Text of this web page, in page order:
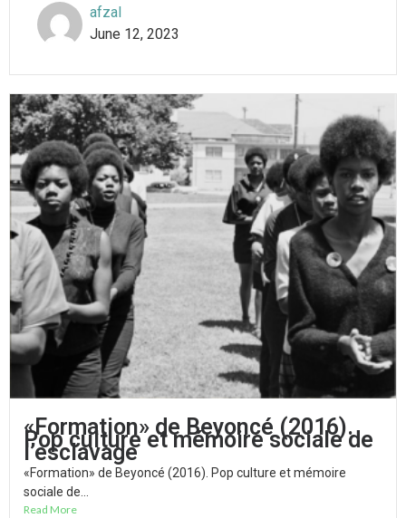
afzal
June 12, 2023
«Formation» de Beyoncé (2016).
Pop culture et mémoire sociale de
l’esclavage
«Formation» de Beyoncé (2016). Pop culture et mémoire
sociale de...
Read More